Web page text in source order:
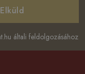
Elküld
általi feldolgozásához